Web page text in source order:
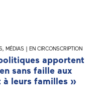
, MÉDIAS | EN CIRCONSCRIPTION
apportent
sans faille aux
à leurs familles »